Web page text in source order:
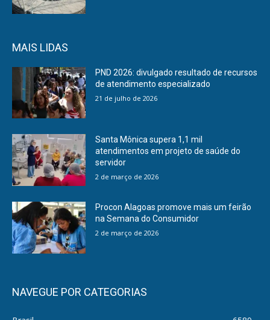
MAIS LIDAS
PND 2026: divulgado resultado de recursos
de atendimento especializado
21 de julho de 2026
Santa Mônica supera 1,1 mil
atendimentos em projeto de saúde do
servidor
2 de março de 2026
Procon Alagoas promove mais um feirão
na Semana do Consumidor
2 de março de 2026
NAVEGUE POR CATEGORIAS